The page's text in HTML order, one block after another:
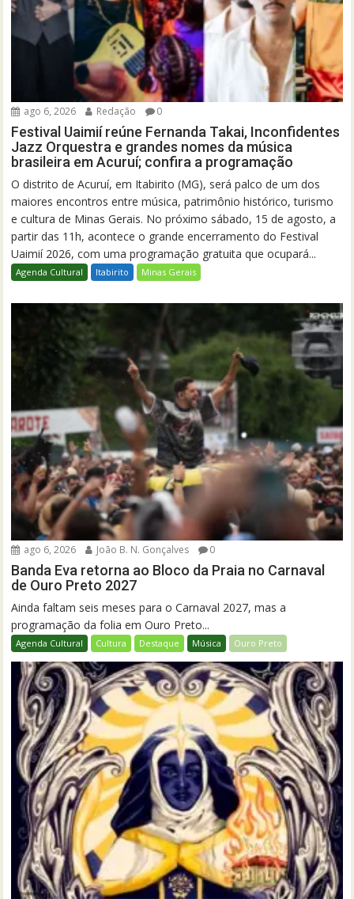
ago 6, 2026 Redação 0
Festival Uaimií reúne Fernanda Takai, Inconfidentes
Jazz Orquestra e grandes nomes da música
brasileira em Acuruí; confira a programação
O distrito de Acuruí, em Itabirito (MG), será palco de um dos
maiores encontros entre música, patrimônio histórico, turismo
e cultura de Minas Gerais. No próximo sábado, 15 de agosto, a
partir das 11h, acontece o grande encerramento do Festival
Uaimií 2026, com uma programação gratuita que ocupará...
Agenda Cultural Itabirito Minas Gerais
ago 6, 2026 João B. N. Gonçalves 0
Banda Eva retorna ao Bloco da Praia no Carnaval
de Ouro Preto 2027
Ainda faltam seis meses para o Carnaval 2027, mas a
programação da folia em Ouro Preto...
Agenda Cultural Cultura Destaque Música Ouro Preto